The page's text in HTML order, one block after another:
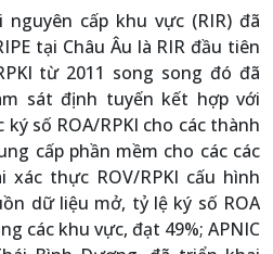
cấp khu vực (RIR) đã
tại Châu Âu là RIR đầu tiên
từ 2011 song song đó đã
sát định tuyến kết hợp với
số ROA/RPKI cho các thành
cấp phần mềm cho các các
xác thực ROV/RPKI cấu hình
dữ liệu mở, tỷ lệ ký số ROA
các khu vực, đạt 49%; APNIC